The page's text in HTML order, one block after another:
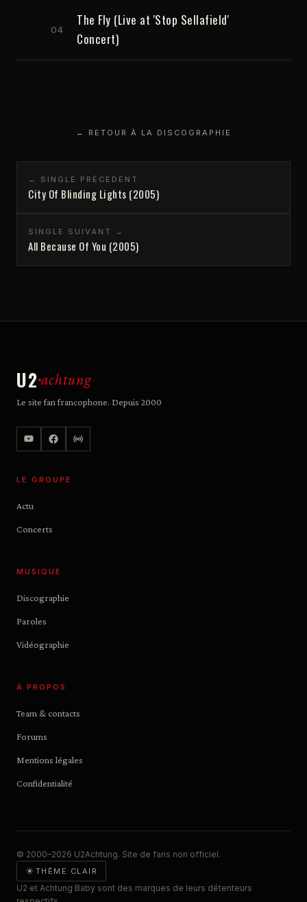
04
The Fly (Live at 'Stop Sellafield'
Concert)
← RETOUR À LA DISCOGRAPHIE
← SINGLE PRÉCÉDENT
City Of Blinding Lights (2005)
SINGLE SUIVANT →
All Because Of You (2005)
U2 achtung
Le site fan francophone. Depuis 2000
LE GROUPE
Actu
Concerts
MUSIQUE
Discographie
Paroles
Vidéographie
À PROPOS
Team & contacts
Forums
Mentions légales
Confidentialité
© 2000–2026 U2Achtung. Site de fans non officiel.
☀ THÈME CLAIR
U2 et Achtung Baby sont des marques de leurs détenteurs